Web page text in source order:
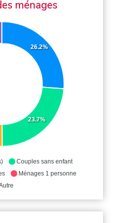
ménages
26.2%
23.7%
Couples sans enfant
Ménages 1 personne